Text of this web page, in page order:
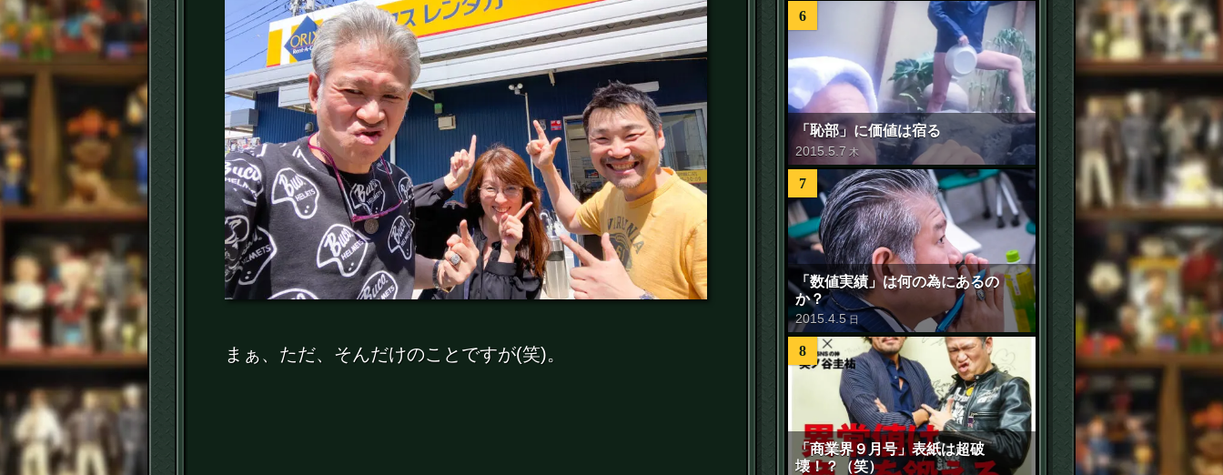
まぁ、ただ、そんだけのことですが(笑)。
6
「恥部」に価値は宿る
2015 .5 .7 木
7
「数値実績」は何の為にあるの
か？
2015 .4.5 日
8
「商業界９月号」表紙は超破
壊！？（笑）